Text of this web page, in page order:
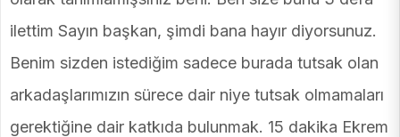
ilettim Sayın başkan, şimdi bana hayır diyorsunuz.
Benim sizden istediğim sadece burada tutsak olan
arkadaşlarımızın sürece dair niye tutsak olmamaları
gerektiğine dair katkıda bulunmak. 15 dakika Ekrem